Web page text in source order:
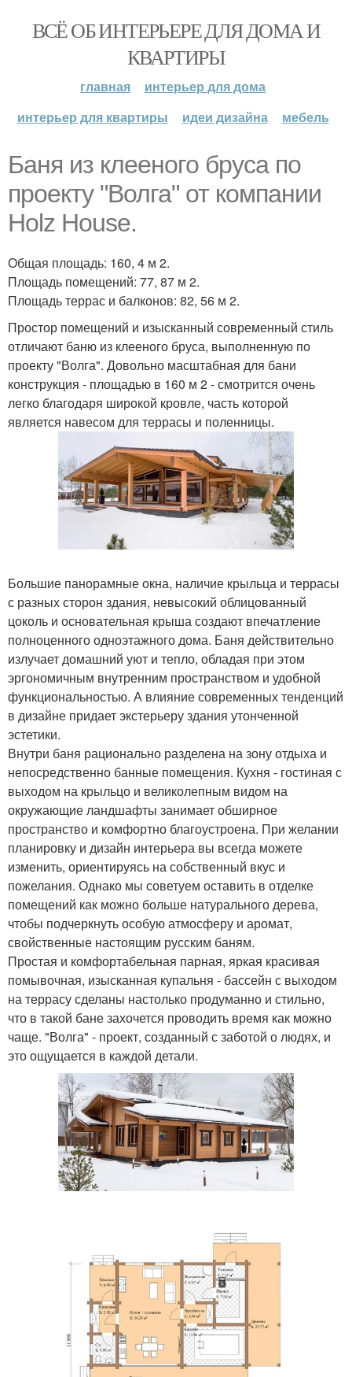
ВСЁ ОБ ИНТЕРЬЕРЕ ДЛЯ ДОМА И
КВАРТИРЫ
главная
интерьер для дома
интерьер для квартиры
идеи дизайна мебель
Баня из клееного бруса по
проекту "Волга" от компании
Holz House.
Общая площадь: 160, 4 м 2.
Площадь помещений: 77, 87 м 2.
Площадь террас и балконов: 82, 56 м 2.
Простор помещений и изысканный современный стиль
отличают баню из клееного бруса, выполненную по
проекту "Волга". Довольно масштабная для бани
конструкция - площадью в 160 м 2 - смотрится очень
легко благодаря широкой кровле, часть которой
является навесом для террасы и поленницы.
Большие панорамные окна, наличие крыльца и террасы
с разных сторон здания, невысокий облицованный
цоколь и основательная крыша создают впечатление
полноценного одноэтажного дома. Баня действительно
излучает домашний уют и тепло, обладая при этом
эргономичным внутренним пространством и удобной
функциональностью. А влияние современных тенденций
в дизайне придает экстерьеру здания утонченной
эстетики.
Внутри баня рационально разделена на зону отдыха и
непосредственно банные помещения. Кухня - гостиная с
выходом на крыльцо и великолепным видом на
окружающие ландшафты занимает обширное
пространство и комфортно благоустроена. При желании
планировку и дизайн интерьера вы всегда можете
изменить, ориентируясь на собственный вкус и
пожелания. Однако мы советуем оставить в отделке
помещений как можно больше натурального дерева,
чтобы подчеркнуть особую атмосферу и аромат,
свойственные настоящим русским баням.
Простая и комфортабельная парная, яркая красивая
помывочная, изысканная купальня - бассейн с выходом
на террасу сделаны настолько продуманно и стильно,
что в такой бане захочется проводить время как можно
чаще. "Волга" - проект, созданный с заботой о людях, и
это ощущается в каждой детали.